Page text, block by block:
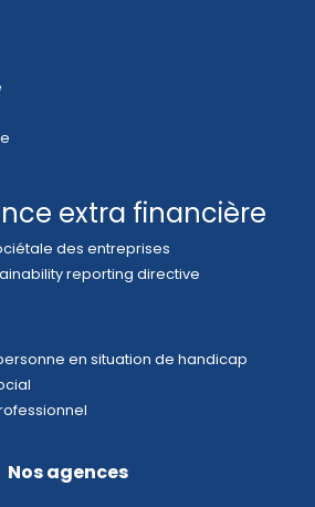
extra financière
des entreprises
reporting directive
en situation de handicap
Nos agences